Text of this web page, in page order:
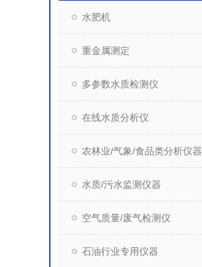
水肥机
重金属测定
多参数水质检测仪
在线水质分析仪
农林业/气象/食品类分析仪器
水质/污水监测仪器
空气质量/废气检测仪
石油行业专用仪器